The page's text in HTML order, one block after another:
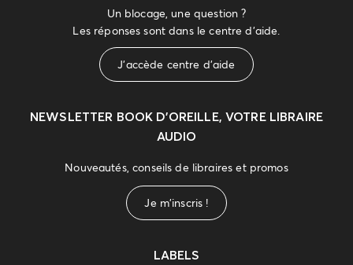
Un blocage, une question ?
Les réponses sont dans le centre d'aide.
J'accède centre d'aide
NEWSLETTER BOOK D’OREILLE, VOTRE LIBRAIRE
AUDIO
Nouveautés, conseils de libraires et promos
Je m'inscris !
LABELS